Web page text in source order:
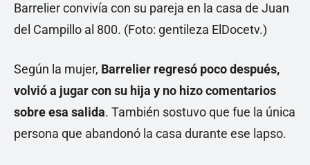
Barrelier convivía con su pareja en la casa de Juan
del Campillo al 800. (Foto: gentileza ElDocetv.)
Según la mujer, Barrelier regresó poco después,
volvió a jugar con su hija y no hizo comentarios
sobre esa salida. También sostuvo que fue la única
persona que abandonó la casa durante ese lapso.